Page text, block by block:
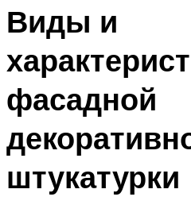
МЕНЮ
Виды и
фасадной
штукатурки